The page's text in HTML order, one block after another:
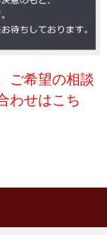
ご希望の相談
わせはこち